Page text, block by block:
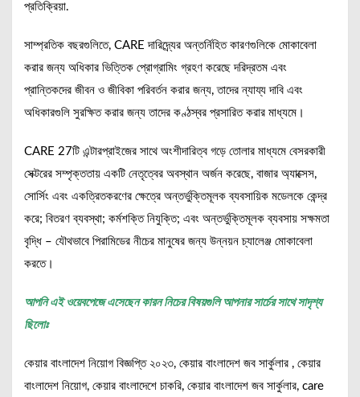
প্রতিক্রিয়া.
সাম্প্রতিক বছরগুলিতে, CARE দারিদ্র্যের অন্তর্নিহিত কারণগুলিকে মোকাবেলা
করার জন্য অধিকার ভিত্তিক প্রোগ্রামিং গ্রহণ করেছে দরিদ্রতম এবং
প্রান্তিকদের জীবন ও জীবিকা পরিবর্তন করার জন্য, তাদের ন্যায্য দাবি এবং
অধিকারগুলি সুরক্ষিত করার জন্য তাদের কণ্ঠস্বর প্রসারিত করার মাধ্যমে।
CARE 27টি এন্টারপ্রাইজের সাথে অংশীদারিত্ব গড়ে তোলার মাধ্যমে বেসরকারী
সেক্টরের সম্পৃক্ততায় একটি নেতৃত্বের অবস্থান অর্জন করেছে, বাজার অ্যাক্সেস,
সোর্সিং এবং একত্রিতকরণের ক্ষেত্রে অন্তর্ভুক্তিমূলক ব্যবসায়িক মডেলকে কেন্দ্র
করে; বিতরণ ব্যবস্থা; কর্মশক্তি নিযুক্তি; এবং অন্তর্ভুক্তিমূলক ব্যবসায় সক্ষমতা
বৃদ্ধি – যৌথভাবে পিরামিডের নীচের মানুষের জন্য উন্নয়ন চ্যালেঞ্জ মোকাবেলা
করতে।
আপনি এই ওয়েবপেজে এসেছেন কারন নিচের বিষয়গুলি আপনার সার্চের সাথে সাদৃশ্য
ছিলোঃ
কেয়ার বাংলাদেশ নিয়োগ বিজ্ঞপ্তি ২০২৩, কেয়ার বাংলাদেশ জব সার্কুলার , কেয়ার
বাংলাদেশ নিয়োগ, কেয়ার বাংলাদেশে চাকরি, কেয়ার বাংলাদেশ জব সার্কুলার, care